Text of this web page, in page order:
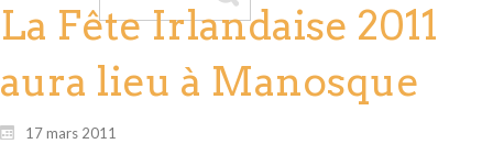
La Fête Irlandaise 2011
aura lieu à Manosque
17 mars 2011